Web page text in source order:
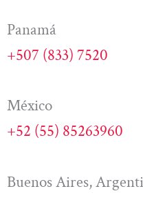
Panamá
+507 (833) 7520
México
+52 (55) 85263960
Buenos Aires,